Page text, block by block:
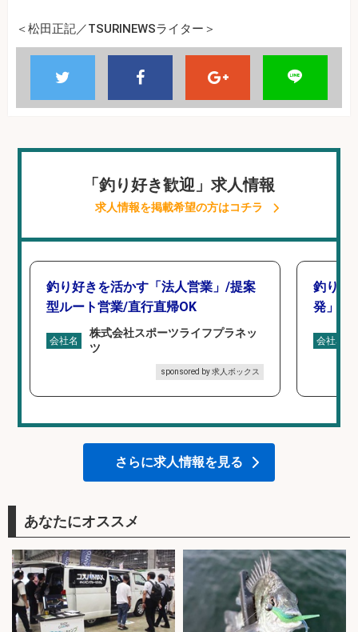
＜松田正記／TSURINEWSライター＞
「釣り好き歓迎」求人情報
求人情報を掲載希望の方はコチラ
釣り好きを活かす「法人営業」/提案
型ルート営業/直行直帰OK
会社名
株式会社スポーツライフプラネッ
ツ
sponsored by 求人ボックス
釣り好
発」/
会社名
さらに求人情報を見る
あなたにオススメ